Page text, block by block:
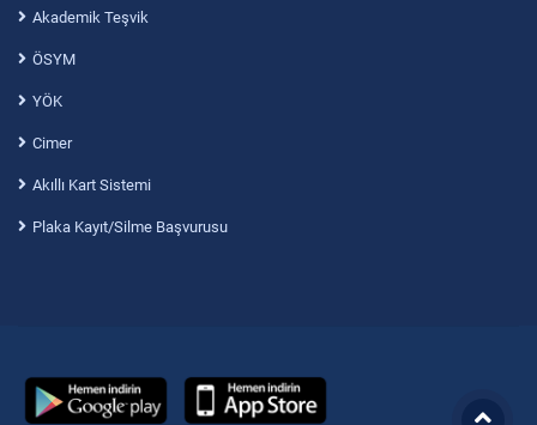
Akademik Teşvik
ÖSYM
YÖK
Cimer
Akıllı Kart Sistemi
Plaka Kayıt/Silme Başvurusu